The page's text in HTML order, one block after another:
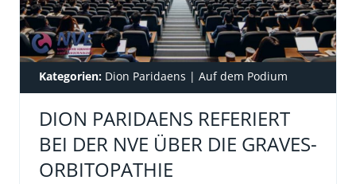
Kategorien: Dion Paridaens | Auf dem Podium
DION PARIDAENS REFERIERT
BEI DER NVE ÜBER DIE GRAVES-
ORBITOPATHIE